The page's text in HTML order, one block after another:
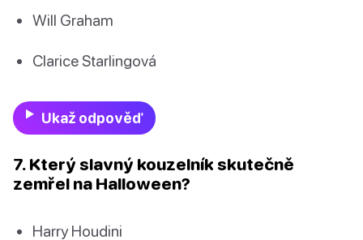
Will Graham
Clarice Starlingová
Ukaž odpověď
7. Který slavný kouzelník skutečně
zemřel na Halloween?
Harry Houdini